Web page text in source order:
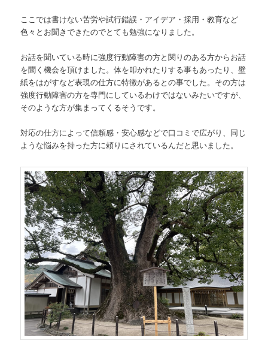
ここでは書けない苦労や試行錯誤・アイデア・採用・教育など
色々とお聞きできたのでとても勉強になりました。
お話を聞いている時に強度行動障害の方と関りのある方からお話
を聞く機会を頂けました。体を叩かれたりする事もあったり、壁
紙をはがすなど表現の仕方に特徴があるとの事でした。その方は
強度行動障害の方を専門にしているわけではないみたいですが、
そのような方が集まってくるそうです。
対応の仕方によって信頼感・安心感などで口コミで広がり、同じ
ような悩みを持った方に頼りにされているんだと思いました。